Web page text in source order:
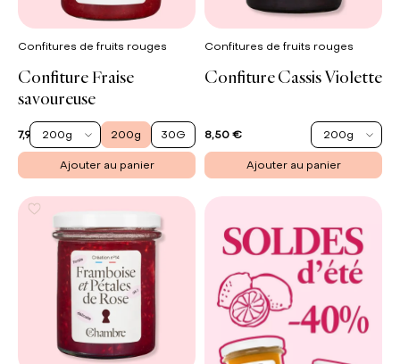
Confitures de fruits rouges
Confiture Fraise
savoureuse
7,90 €200g 200g 30G
Ajouter au panier
Confitures de fruits rouges
Confiture Cassis Violette
8,50 € 200g
Ajouter au panier